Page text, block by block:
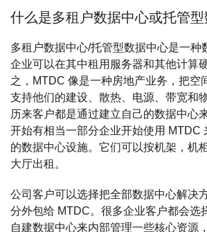
什么是多租户数据中心或托管型
多租户数据中心/托管型数据中心是一种
企业可以在其中租用服务器和其他计算
之，MTDC 像是一种房地产业务，把空
支持他们的建设、散热、电源、带宽和
历来客户都是通过建立自己的数据中心
开始有相当一部分企业开始使用 MTDC
的数据中心设施。它们可以按机架，机
大厅出租。
公司客户可以选择把全部数据中心解决
分外包给 MTDC。很多企业客户都会选
自建数据中心来内部管理一些核心资源